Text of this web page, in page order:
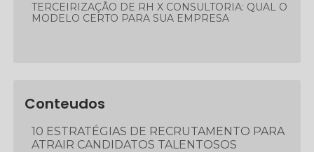
TERCEIRIZAÇÃO DE RH X CONSULTORIA: QUAL O
MODELO CERTO PARA SUA EMPRESA
Conteudos
10 ESTRATÉGIAS DE RECRUTAMENTO PARA
ATRAIR CANDIDATOS TALENTOSOS